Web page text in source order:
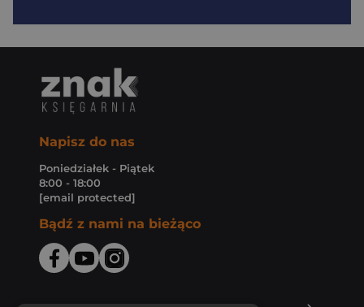
Napisz do nas
Poniedziałek - Piątek
8:00 - 18:00
[email protected]
Bądź z nami na bieżąco